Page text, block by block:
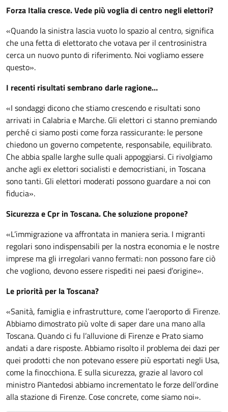
Forza Italia cresce. Vede più voglia di centro negli elettori?
«Quando la sinistra lascia vuoto lo spazio al centro, significa
che una fetta di elettorato che votava per il centrosinistra
cerca un nuovo punto di riferimento. Noi vogliamo essere
questo».
I recenti risultati sembrano darle ragione…
«I sondaggi dicono che stiamo crescendo e risultati sono
arrivati in Calabria e Marche. Gli elettori ci stanno premiando
perché ci siamo posti come forza rassicurante: le persone
chiedono un governo competente, responsabile, equilibrato.
Che abbia spalle larghe sulle quali appoggiarsi. Ci rivolgiamo
anche agli ex elettori socialisti e democristiani, in Toscana
sono tanti. Gli elettori moderati possono guardare a noi con
fiducia».
Sicurezza e Cpr in Toscana. Che soluzione propone?
«L’immigrazione va affrontata in maniera seria. I migranti
regolari sono indispensabili per la nostra economia e le nostre
imprese ma gli irregolari vanno fermati: non possono fare ciò
che vogliono, devono essere rispediti nei paesi d’origine».
Le priorità per la Toscana?
«Sanità, famiglia e infrastrutture, come l’aeroporto di Firenze.
Abbiamo dimostrato più volte di saper dare una mano alla
Toscana. Quando ci fu l’alluvione di Firenze e Prato siamo
andati a dare risposte. Abbiamo risolto il problema dei dazi per
quei prodotti che non potevano essere più esportati negli Usa,
come la finocchiona. E sulla sicurezza, grazie al lavoro col
ministro Piantedosi abbiamo incrementato le forze dell’ordine
alla stazione di Firenze. Cose concrete, come siamo noi».